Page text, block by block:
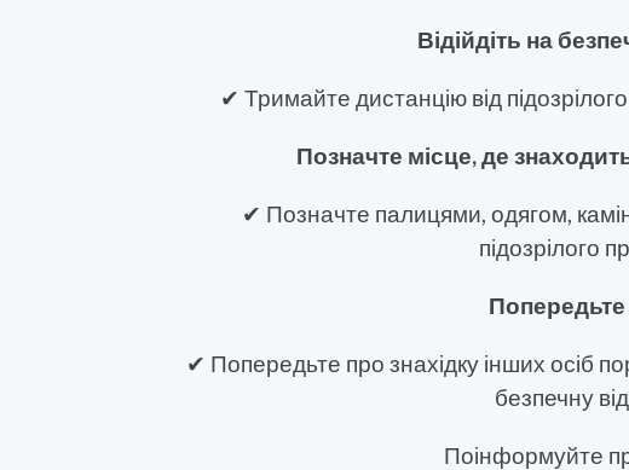
Відійдіть на
✔ Тримайте дистанцію від
Позначте місце, де
✔ Позначте палицями, одягом,
підозрілого
Попередьте
✔ Попередьте про знахідку інших осіб
безпечну
Поінформуйте